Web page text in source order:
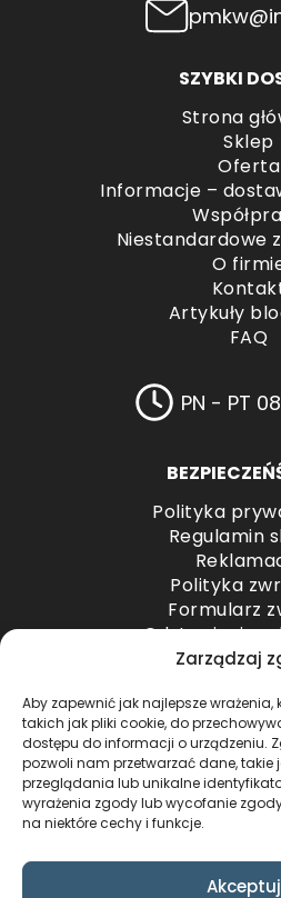
Zarządzaj
Aby zapewnić jak najlepsze
takich jak pliki cookie, do
dostępu do informacji o urządzeniu.
pozwoli nam przetwarzać dane,
przeglądania lub unikalne
wyrażenia zgody lub wycofanie
na niektóre cechy i funkcje.
SZYBKI
Strona
Sklep
Oferta
Informacje –
Niestandardowe
O
Artykuły
FAQ
PN - PT
Polityka
Regulamin
Polityka
Formularz
Odstąpienie
Odstąpienie od umowy
METODY